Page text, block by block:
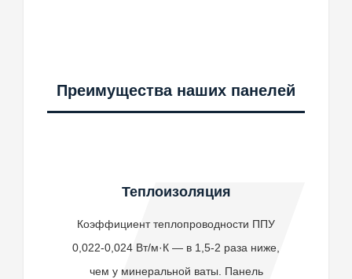
Преимущества наших панелей
Теплоизоляция
Коэффициент теплопроводности ППУ
0,022-0,024 Вт/м·К — в 1,5-2 раза ниже,
чем у минеральной ваты. Панель